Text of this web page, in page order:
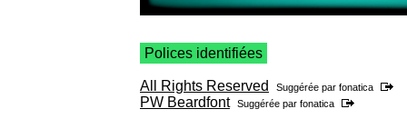
Polices identifiées
All Rights Reserved Suggérée par fonatica
PW Beardfont Suggérée par fonatica